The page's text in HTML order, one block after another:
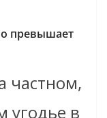
превышает
частном,
угодье в